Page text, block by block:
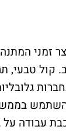
זמני
טבעי,
להשתמש
עבודה על